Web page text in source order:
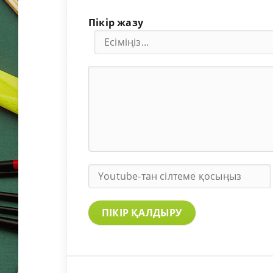
Пікір жазу
ПІКІР ҚАЛДЫРУ